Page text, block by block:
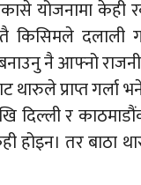
योजनामा
किसिमले दलाली
नै आफ्नो
थारुले प्राप्त
दिल्ली र
होइन। तर बाठा